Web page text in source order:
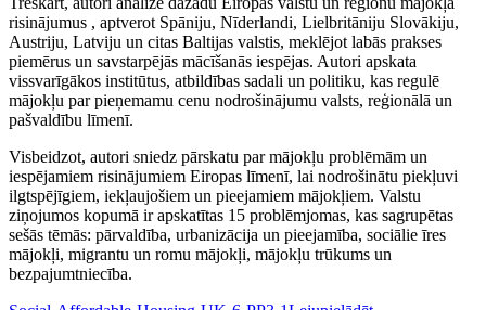
risinājumus , aptverot Spāniju, Nīderlandi, Lielbritāniju Slovākiju,
Austriju, Latviju un citas Baltijas valstis, meklējot labās prakses
piemērus un savstarpējās mācīšanās iespējas. Autori apskata
vissvarīgākos institūtus, atbildības sadali un politiku, kas regulē
mājokļu par pieņemamu cenu nodrošinājumu valsts, reģionālā un
pašvaldību līmenī.
Visbeidzot, autori sniedz pārskatu par mājokļu problēmām un
iespējamiem risinājumiem Eiropas līmenī, lai nodrošinātu piekļuvi
ilgtspējīgiem, iekļaujošiem un pieejamiem mājokļiem. Valstu
ziņojumos kopumā ir apskatītas 15 problēmjomas, kas sagrupētas
sešās tēmās: pārvaldība, urbanizācija un pieejamība, sociālie īres
mājokļi, migrantu un romu mājokļi, mājokļu trūkums un
bezpajumtniecība.